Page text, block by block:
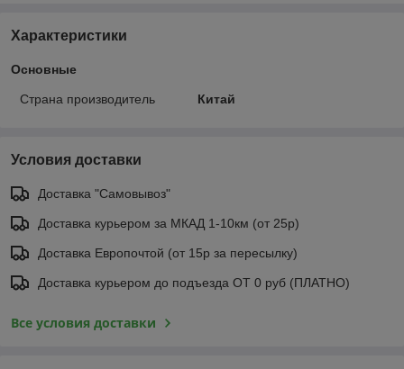
Характеристики
Основные
Страна производитель Китай
Условия доставки
Доставка "Самовывоз"
Доставка курьером за МКАД 1-10км (от 25р)
Доставка Европочтой (от 15р за пересылку)
Доставка курьером до подъезда ОТ 0 руб (ПЛАТНО)
Все условия доставки